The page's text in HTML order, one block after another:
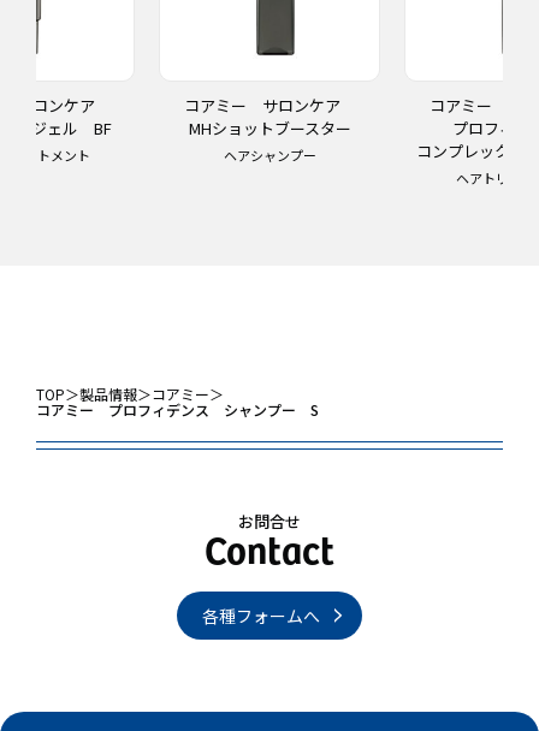
サロンケア
ー ジェル BF
リートメント
コアミー サロンケア
MHショットブースター
ヘアシャンプー
コアミー サ
プロフィ
コンプレックス
ヘアトリー
TOP＞製品情報＞コアミー＞
コアミー プロフィデンス シャンプー S
お問合せ
各種フォームへ